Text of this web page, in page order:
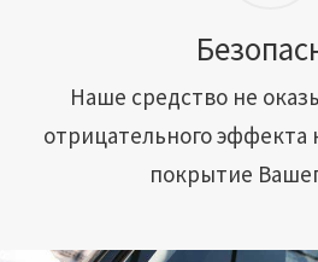
Наше средство не
отрицательного эффекта
покрытие